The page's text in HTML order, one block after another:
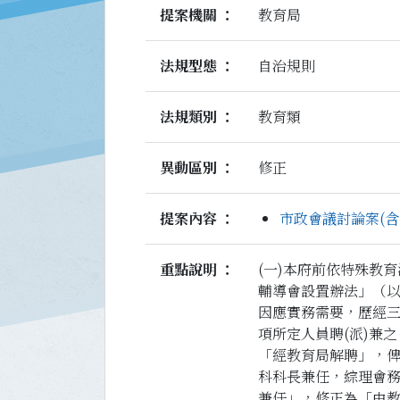
提案機關 教育局
法規型態 自治規則
法規類別 教育類
異動區別 修正
提案內容 市政會議討論案(
重點說明
(一)本府前依特殊教
輔導會設置辦法」（
因應實務需要，歷經
項所定人員聘(派)兼
「經教育局解聘」
科科長兼任，綜理會